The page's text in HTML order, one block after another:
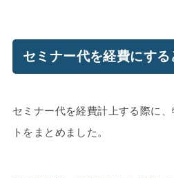
セミナー代を経費にする
セミナー代を経費計上する際に
トをまとめました。